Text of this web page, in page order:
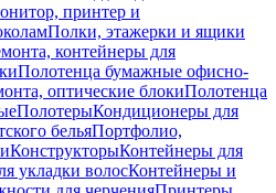
принтер и
Полки, этажерки и ящики
контейнеры для
Полотенца бумажные офисно-
оптические блокиПолотенца
ПолотерыКондиционеры для
бельяПортфолио,
КонструкторыКонтейнеры для
укладки волосКонтейнеры и